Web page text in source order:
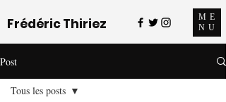
Frédéric Thiriez
ME
NU
Post
Tous les posts